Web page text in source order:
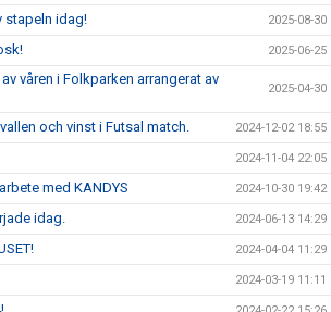
stapeln idag! 2025-08-30
2025-06-25
våren i Folkparken arrangerat av
2025-04-30
och vinst i Futsal match. 2024-12-02 18:55
2024-11-04 22:05
med KANDYS 2024-10-30 19:42
idag. 2024-06-13 14:29
2024-04-04 11:29
2024-03-19 11:11